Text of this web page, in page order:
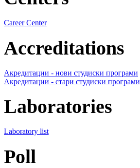
Career Center
Accreditations
Акредитации - нови студиски програми
Акредитации - стари студиски програми
Laboratories
Laboratory list
Poll